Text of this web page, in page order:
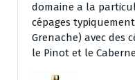
domaine a la
cépages
Grenache) avec des
le Pinot et le